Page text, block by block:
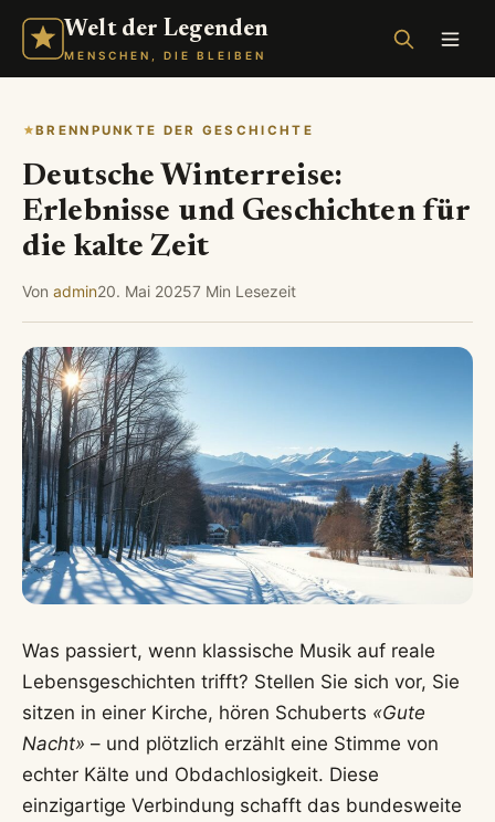
Welt der Legenden
MENSCHEN, DIE BLEIBEN
BRENNPUNKTE DER GESCHICHTE
Deutsche Winterreise:
Erlebnisse und Geschichten für
die kalte Zeit
Von admin20. Mai 20257 Min Lesezeit
Was passiert, wenn klassische Musik auf reale
Lebensgeschichten trifft? Stellen Sie sich vor, Sie
sitzen in einer Kirche, hören Schuberts «Gute
Nacht» – und plötzlich erzählt eine Stimme von
echter Kälte und Obdachlosigkeit. Diese
einzigartige Verbindung schafft das bundesweite